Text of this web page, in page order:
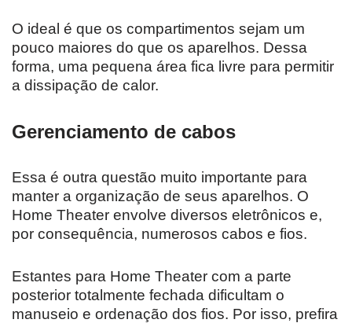
O ideal é que os compartimentos sejam um
pouco maiores do que os aparelhos. Dessa
forma, uma pequena área fica livre para permitir
a dissipação de calor.
Gerenciamento de cabos
Essa é outra questão muito importante para
manter a organização de seus aparelhos. O
Home Theater envolve diversos eletrônicos e,
por consequência, numerosos cabos e fios.
Estantes para Home Theater com a parte
posterior totalmente fechada dificultam o
manuseio e ordenação dos fios. Por isso, prefira